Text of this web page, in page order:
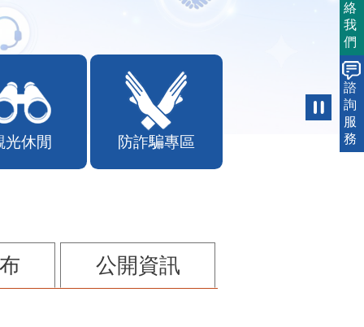
光休閒 防詐騙專區
公開資訊
絡
我
們
諮
詢
服
務